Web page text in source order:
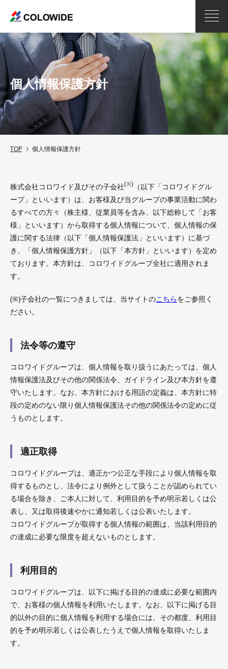
個人情報保護方針
TOP 個人情報保護方針
株式会社コロワイド及びその子会社(※)
（以下「コロワイドグル
ープ」といいます）は、お客様及び当グループの事業活動に関わ
るすべての方々（株主様、従業員等を含み、以下総称して「お客
様」といいます）から取得する個人情報について、個人情報の保
護に関する法律（以下「個人情報保護法」といいます）に基づ
き、「個人情報保護方針」（以下「本方針」といいます）を定め
ております。本方針は、コロワイドグループ全社に適用されま
す。
(※)子会社の一覧につきましては、当サイトのこちらをご参照く
ださい。
法令等の遵守
コロワイドグループは、個人情報を取り扱うにあたっては、個人
情報保護法及びその他の関係法令、ガイドライン及び本方針を遵
守いたします。なお、本方針における用語の定義は、本方針に特
段の定めのない限り個人情報保護法その他の関係法令の定めに従
うものとします。
適正取得
コロワイドグループは、適正かつ公正な手段により個人情報を取
得するものとし、法令により例外として扱うことが認められてい
る場合を除き、ご本人に対して、利用目的を予め明示若しくは公
表し、又は取得後速やかに通知若しくは公表いたします。
コロワイドグループが取得する個人情報の範囲は、当該利用目的
の達成に必要な限度を超えないものとします。
利用目的
コロワイドグループは、以下に掲げる目的の達成に必要な範囲内
で、お客様の個人情報を利用いたします。なお、以下に掲げる目
的以外の目的に個人情報を利用する場合には、その都度、利用目
的を予め明示若しくは公表したうえで個人情報を取得いたしま
す。